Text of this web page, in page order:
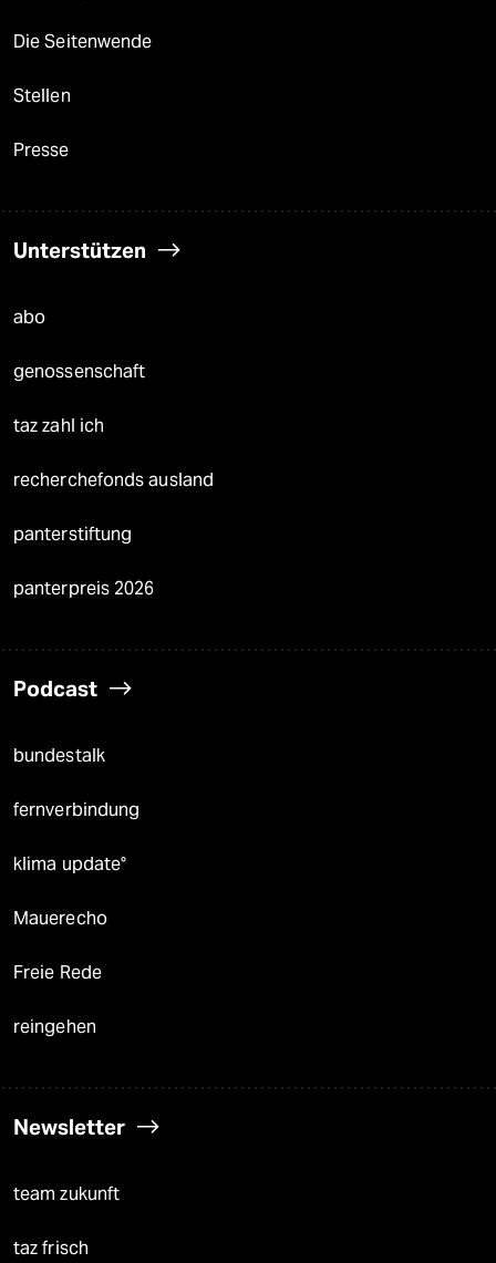
Die Seitenwende
Stellen
Presse
Unterstützen
abo
genossenschaft
taz zahl ich
recherchefonds ausland
panterstiftung
panterpreis 2026
Podcast
bundestalk
fernverbindung
klima update°
Mauerecho
Freie Rede
reingehen
Newsletter
team zukunft
taz frisch